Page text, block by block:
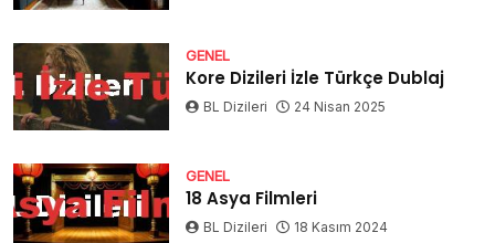
GENEL
Kore Dizileri İzle Türkçe Dublaj
BL Dizileri 24 Nisan 2025
GENEL
18 Asya Filmleri
BL Dizileri 18 Kasım 2024